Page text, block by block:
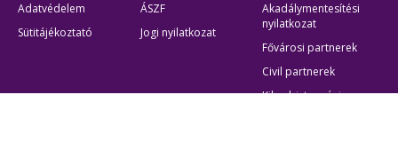
Adatvédelem
ÁSZF
Sütitájékoztató
Jogi nyilatkozat
Akadálymentesítési
nyilatkozat
Fővárosi partnerek
Civil partnerek
Kiberbiztonsági